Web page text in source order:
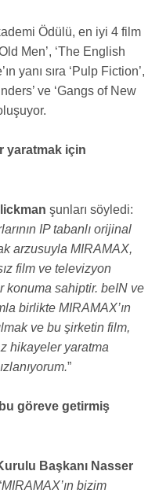
Ödülü, en iyi 4 film
Men’, ‘The English
yanı sıra ‘Pulp Fiction’,
ve ‘Gangs of New
yaratmak için
şunları söyledi:
IP tabanlı orijinal
arzusuyla MIRAMAX,
film ve televizyon
konuma sahiptir. beIN ve
birlikte MIRAMAX’ın
ve bu şirketin film,
hikayeler yaratma
”
göreve getirmiş
Başkanı Nasser
MIRAMAX’ın bizim